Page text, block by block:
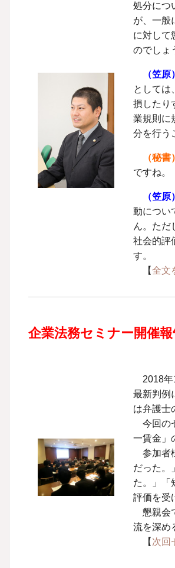
処分につ
が、一般
に対して
のでしょ
（笠原）
としては
損したり
業規則に
分を行う
（秘書）
ですね。
（笠原）
動につい
ん。ただ
社会的評
す。
【全文
企業法務セミナー開催
2018年
最新判例
は弁護士
今回の
一賃金」
参加者
だった。
た。」「
評価を受
懇親会
流を深め
【 次回